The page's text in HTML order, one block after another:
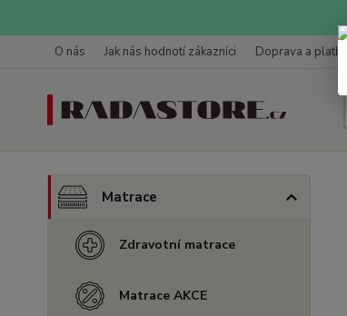
O nás Jak nás hodnotí zákazníci Doprava a platba
Matrace
Zdravotní matrace
Matrace AKCE